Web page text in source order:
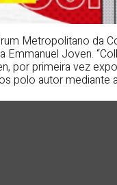
Metropolitano da
Emmanuel Joven.
por primeira vez
polo autor mediante